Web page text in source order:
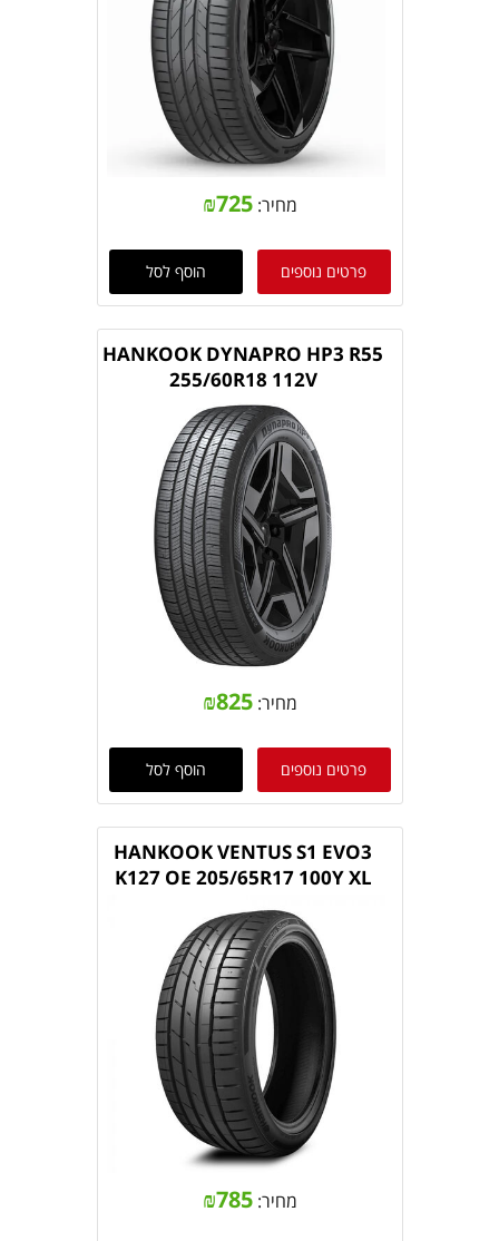
מחיר: ₪725
פרטים נוספים הוסף לסל
HANKOOK DYNAPRO HP3 R55
255/60R18 112V
מחיר: ₪825
פרטים נוספים הוסף לסל
HANKOOK VENTUS S1 EVO3
K127 OE 205/65R17 100Y XL
מחיר: ₪785